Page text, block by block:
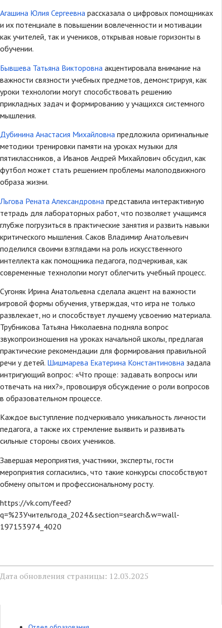
Агашина Юлия Сергеевна рассказала о цифровых помощниках
и их потенциале в повышении вовлеченности и мотивации
как учителей, так и учеников, открывая новые горизонты в
обучении.
Бывшева Татьяна Викторовна акцентировала внимание на
важности связности учебных предметов, демонстрируя, как
уроки технологии могут способствовать решению
прикладных задач и формированию у учащихся системного
мышления.
Дубинина Анастасия Михайловна предложила оригинальные
методики тренировки памяти на уроках музыки для
пятиклассников, а Иванов Андрей Михайлович обсудил, как
футбол может стать решением проблемы малоподвижного
образа жизни.
Льгова Рената Александровна представила интерактивную
тетрадь для лабораторных работ, что позволяет учащимся
глубже погрузиться в практические занятия и развить навыки
критического мышления. Саков Владимир Анатольевич
поделился своими взглядами на роль искусственного
интеллекта как помощника педагога, подчеркивая, как
современные технологии могут облегчить учебный процесс.
Сугоняк Ирина Анатольевна сделала акцент на важности
игровой формы обучения, утверждая, что игра не только
развлекает, но и способствует лучшему усвоению материала.
Трубникова Татьяна Николаевна подняла вопрос
звукопроизношения на уроках начальной школы, предлагая
практические рекомендации для формирования правильной
речи у детей. Шишмарева Екатерина Константиновна задала
интригующий вопрос: «Что проще: задавать вопросы или
отвечать на них?», провоцируя обсуждение о роли вопросов
в образовательном процессе.
Каждое выступление подчеркивало уникальность личности
педагога, а также их стремление выявить и развивать
сильные стороны своих учеников.
Завершая мероприятия, участники, эксперты, гости
мероприятия согласились, что такие конкурсы способствуют
обмену опытом и профессиональному росту.
https://vk.com/feed?
q=%23Учительгода_2024&section=search&w=wall-
197153974_4020
Дата обновления страницы: 12.03.2025